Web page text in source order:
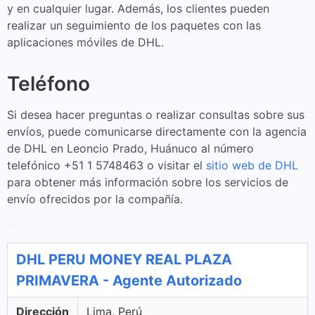
y en cualquier lugar. Además, los clientes pueden
realizar un seguimiento de los paquetes con las
aplicaciones móviles de DHL.
Teléfono
Si desea hacer preguntas o realizar consultas sobre sus
envíos, puede comunicarse directamente con la agencia
de DHL en Leoncio Prado, Huánuco al número
telefónico +51 1 5748463 o visitar el sitio web de DHL
para obtener más información sobre los servicios de
envío ofrecidos por la compañía.
DHL PERU MONEY REAL PLAZA
PRIMAVERA - Agente Autorizado
Dirección Lima, Perú